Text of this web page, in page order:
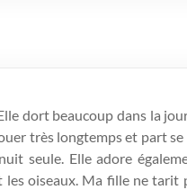
dort beaucoup dans la
très longtemps et part
seule. Elle adore
oiseaux. Ma fille ne tarit